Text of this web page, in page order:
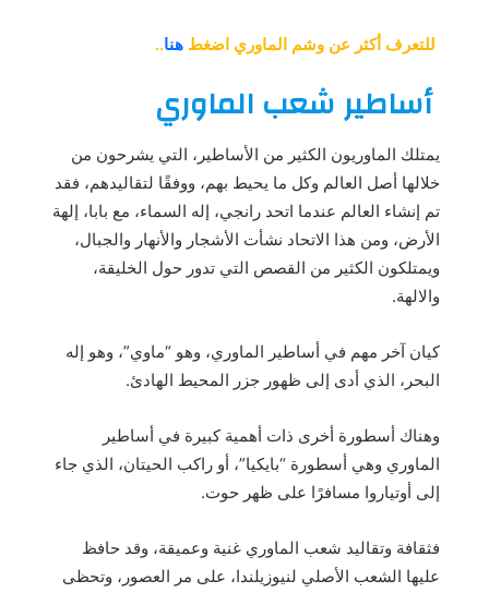
للتعرف أكثر عن وشم الماوري اضغط هنا..
أساطير شعب الماوري
يمتلك الماوريون الكثير من الأساطير، التي يشرحون من
خلالها أصل العالم وكل ما يحيط بهم، ووفقًا لتقاليدهم، فقد
تم إنشاء العالم عندما اتحد رانجي، إله السماء، مع بابا، إلهة
الأرض، ومن هذا الاتحاد نشأت الأشجار والأنهار والجبال،
ويمتلكون الكثير من القصص التي تدور حول الخليقة،
والالهة.
كيان آخر مهم في أساطير الماوري، وهو “ماوي”، وهو إله
البحر، الذي أدى إلى ظهور جزر المحيط الهادئ.
وهناك أسطورة أخرى ذات أهمية كبيرة في أساطير
الماوري وهي أسطورة “بايكيا”، أو راكب الحيتان، الذي جاء
إلى أوتياروا مسافرًا على ظهر حوت.
فثقافة وتقاليد شعب الماوري غنية وعميقة، وقد حافظ
عليها الشعب الأصلي لنيوزيلندا، على مر العصور، وتحظى